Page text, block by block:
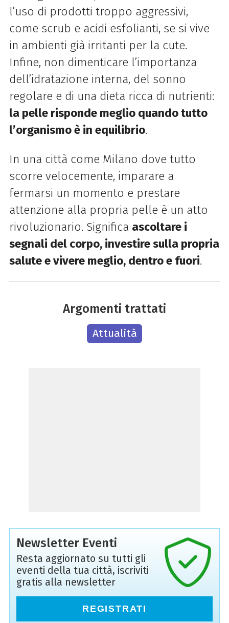
l’uso di prodotti troppo aggressivi,
come scrub e acidi esfolianti, se si vive
in ambienti già irritanti per la cute.
Infine, non dimenticare l’importanza
dell’idratazione interna, del sonno
regolare e di una dieta ricca di nutrienti:
la pelle risponde meglio quando tutto
l’organismo è in equilibrio.
In una città come Milano dove tutto
scorre velocemente, imparare a
fermarsi un momento e prestare
attenzione alla propria pelle è un atto
rivoluzionario. Significa ascoltare i
segnali del corpo, investire sulla propria
salute e vivere meglio, dentro e fuori.
Argomenti trattati
Attualità
Newsletter Eventi
Resta aggiornato su tutti gli
eventi della tua città, iscriviti
gratis alla newsletter
REGISTRATI